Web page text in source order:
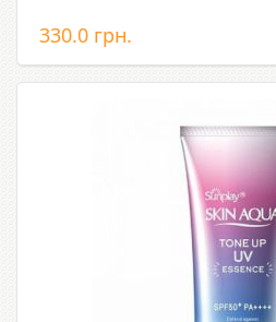
330.0 грн.